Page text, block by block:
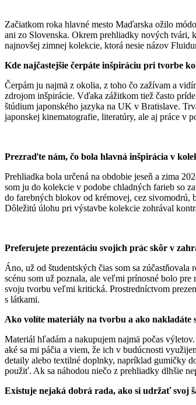
Začiatkom roka hlavné mesto Maďarska ožilo
ani zo Slovenska. Okrem prehliadky nových tvári,
najnovšej zimnej kolekcie, ktorá nesie názov
Kde najčastejšie čerpáte inšpiráciu pri tvorbe
Čerpám ju najmä z okolia, z toho čo zažívam a
zdrojom inšpirácie. Vďaka zážitkom tiež často
štúdium japonského jazyka na UK v Bratislave.
japonskej kinematografie, literatúry, ale aj práce v
Prezraďte nám, čo bola hlavná inšpirácia v
Prehliadka bola určená na obdobie jeseň a zima
som ju do kolekcie v podobe chladných farieb so
do farebných blokov od krémovej, cez sivomodrú,
Dôležitú úlohu pri výstavbe kolekcie zohrával
Preferujete prezentáciu svojich prác skôr v
Áno, už od študentských čias som sa
scénu som už poznala, ale veľmi prínosné bolo
svoju tvorbu veľmi kritická. Prostredníctvom
s látkami.
Ako volíte materiály na tvorbu a ako
Materiál hľadám a nakupujem najmä počas
aké sa mi páčia a viem, že ich v budúcnosti
detaily alebo textilné doplnky, napríklad gumičky
použiť. Ak sa náhodou niečo z prehliadky dlhšie
Existuje nejaká dobrá rada, ako si udržať svoj